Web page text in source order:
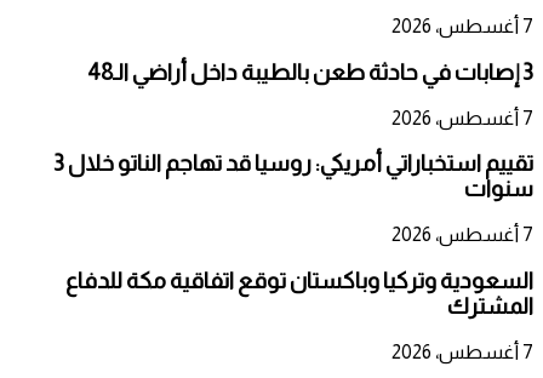
7 أغسطس، 2026
3 إصابات في حادثة طعن بالطيبة داخل أراضي الـ48
7 أغسطس، 2026
تقييم استخباراتي أمريكي: روسيا قد تهاجم الناتو خلال 3
سنوات
7 أغسطس، 2026
السعودية وتركيا وباكستان توقع اتفاقية مكة للدفاع
المشترك
7 أغسطس، 2026